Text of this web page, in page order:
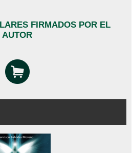
FIRMADOS POR EL
AUTOR